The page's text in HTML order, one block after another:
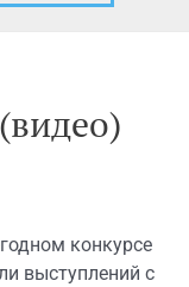
конкурсе
выступлений с